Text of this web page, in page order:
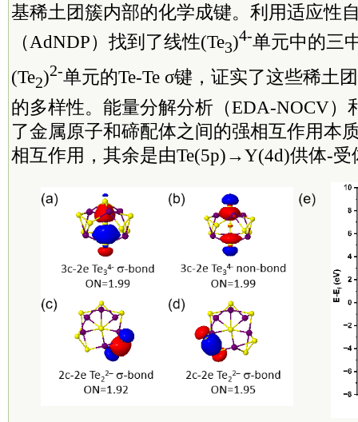
基稀土团簇内部的化学成键。利用适应性
（AdNDP）找到了线性(Te3)4-单元中的三
(Te2)2-单元的Te-Te σ键，证实了这些稀土
的多样性。能量分解分析（EDA-NOCV）
了金属原子和碲配体之间的强相互作用本
相互作用，其余是由Te(5p)→Y(4d)供体-受